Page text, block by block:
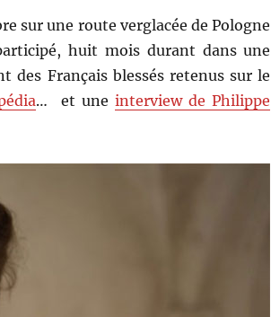
sur une route verglacée de Pologne
huit mois durant dans une
des Français blessés retenus sur le
… et uneinterview de Philippe